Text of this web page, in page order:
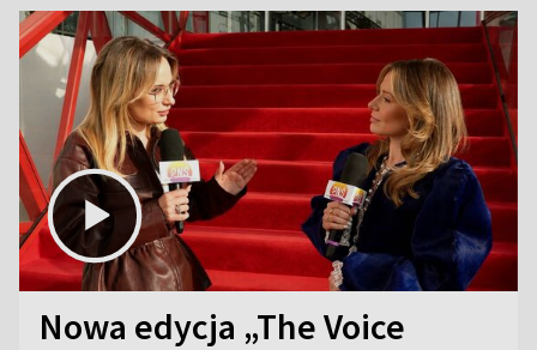
Nowa edycja „The Voice